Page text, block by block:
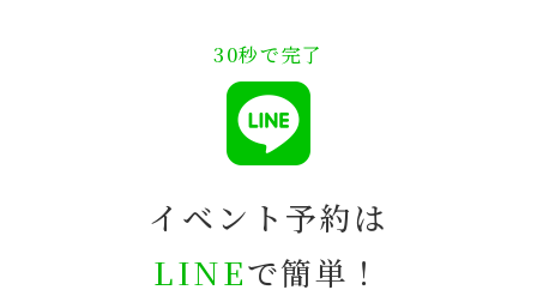
30秒で完了
イベント予約は
LINEで簡単！